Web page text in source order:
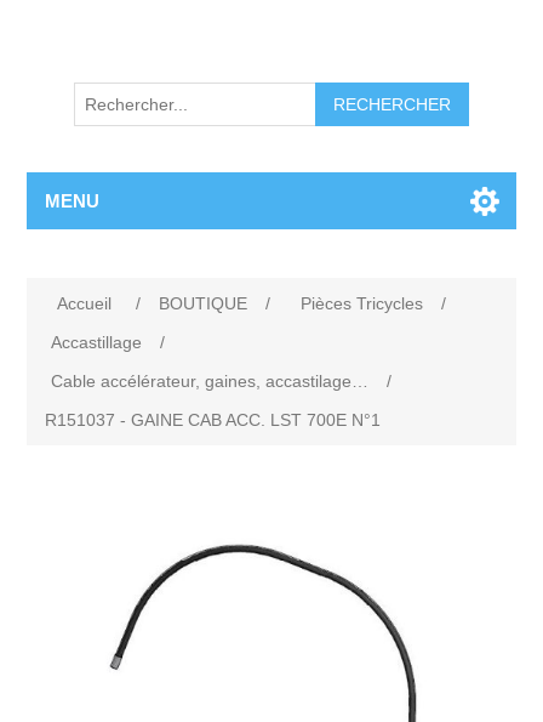
RECHERCHER
MENU
Accueil / BOUTIQUE / Pièces Tricycles
/
Accastillage
/
Cable accélérateur, gaines, accastilage…
/
R151037 - GAINE CAB ACC. LST 700E N°1